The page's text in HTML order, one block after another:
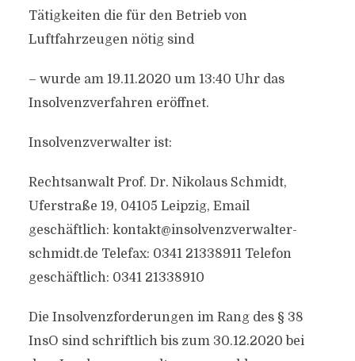
Tätigkeiten die für den Betrieb von
Luftfahrzeugen nötig sind
– wurde am 19.11.2020 um 13:40 Uhr das
Insolvenzverfahren eröffnet.
Insolvenzverwalter ist:
Rechtsanwalt Prof. Dr. Nikolaus Schmidt,
Uferstraße 19, 04105 Leipzig, Email
geschäftlich: kontakt@insolvenzverwalter-
schmidt.de Telefax: 0341 21338911 Telefon
geschäftlich: 0341 21338910
Die Insolvenzforderungen im Rang des § 38
InsO sind schriftlich bis zum 30.12.2020 bei